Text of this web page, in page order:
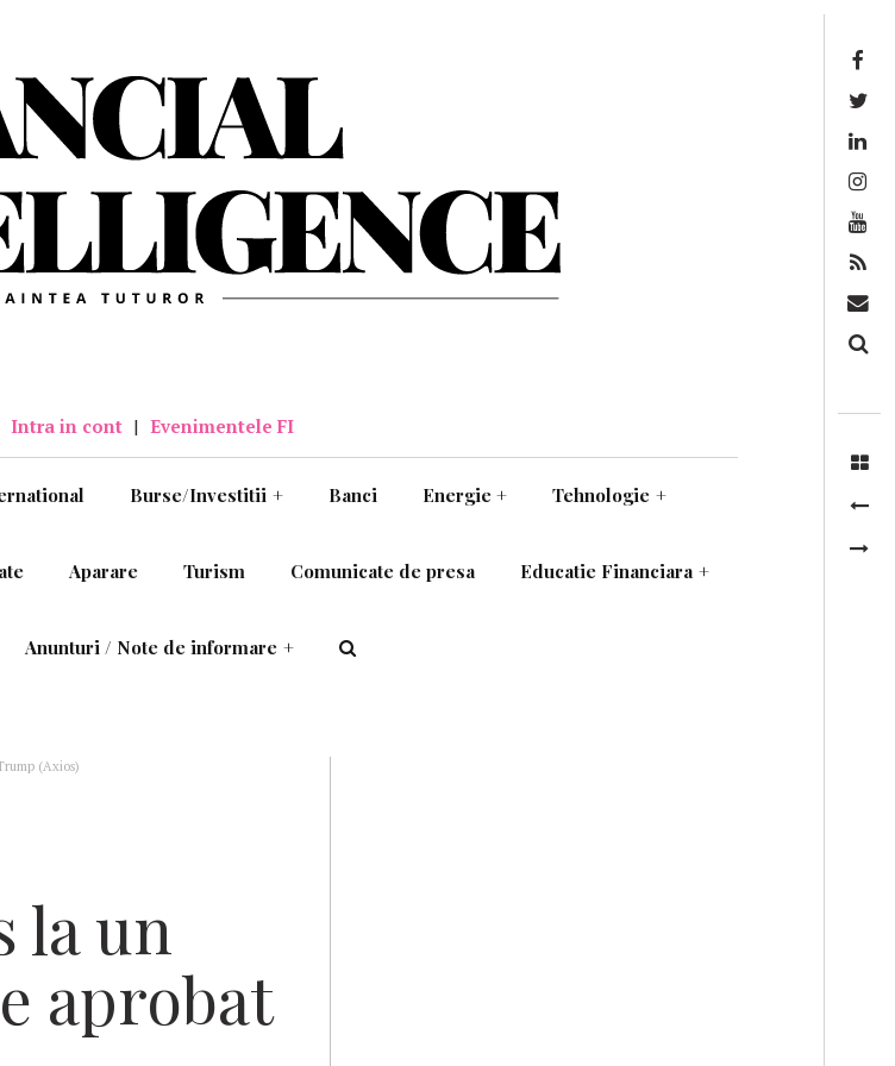
Intra in cont | Evenimentele FI
Burse/Investitii + Banci Energie + Tehnologie +
Aparare Turism Comunicate de presa Educatie Financiara +
Anunturi / Note de informare +
(Axios)
la un
aprobat